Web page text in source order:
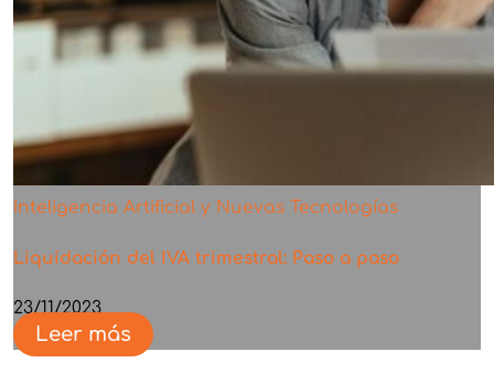
Inteligencia Artificial y Nuevas Tecnologías
Liquidación del IVA trimestral: Paso a paso
23/11/2023
Leer más